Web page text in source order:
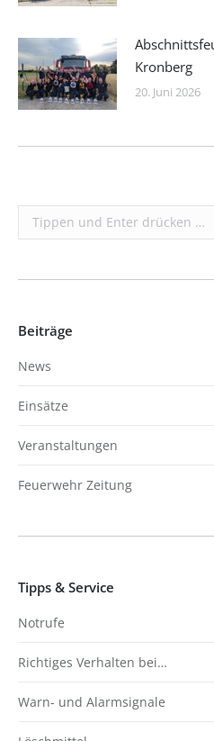
Kronberg
20. Juni 2026
Search:
Beiträge
News
Einsätze
Veranstaltungen
Feuerwehr Zeitung
Tipps & Service
Notrufe
Richtiges Verhalten bei…
Warn- und Alarmsignale